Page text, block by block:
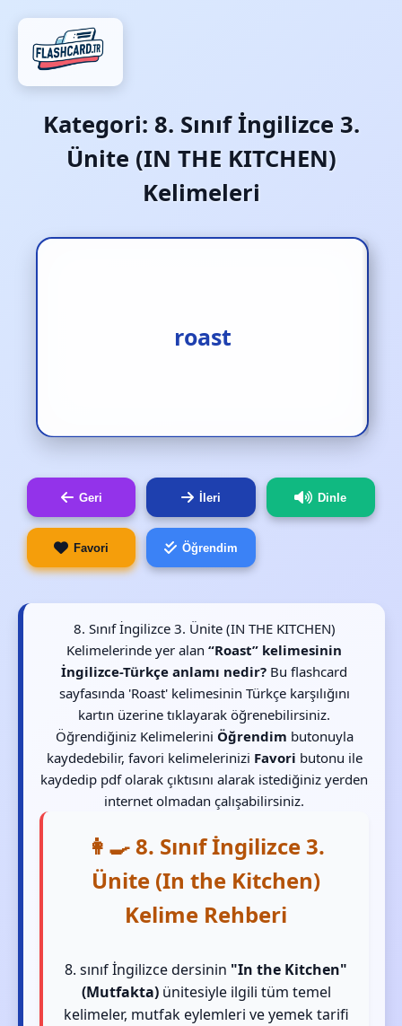
Kategori: 8. Sınıf İngilizce 3.
Ünite (IN THE KITCHEN)
Kelimeleri
roast
(et‚tavuk)
Geri İleri Dinle
Favori Öğrendim
8. Sınıf İngilizce 3. Ünite (IN THE KITCHEN)
Kelimelerinde yer alan“Roast” kelimesinin
İngilizce-Türkçe anlamı nedir? Bu flashcard
sayfasında 'Roast' kelimesinin Türkçe karşılığını
kartın üzerine tıklayarak öğrenebilirsiniz.
Öğrendiğiniz Kelimelerini Öğrendim butonuyla
kaydedebilir, favori kelimelerinizi Favori butonu ile
kaydedip pdf olarak çıktısını alarak istediğiniz yerden
internet olmadan çalışabilirsiniz.
👩‍🍳 8. Sınıf İngilizce 3.
Ünite (In the Kitchen)
Kelime Rehberi
8. sınıf İngilizce dersinin "In the Kitchen"
(Mutfakta)ünitesiyle ilgili tüm temel
kelimeler, mutfak eylemleri ve yemek tarifi